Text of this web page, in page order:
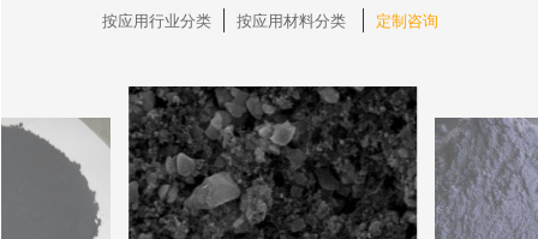
按应用行业分类 按应用材料分类 定制咨询